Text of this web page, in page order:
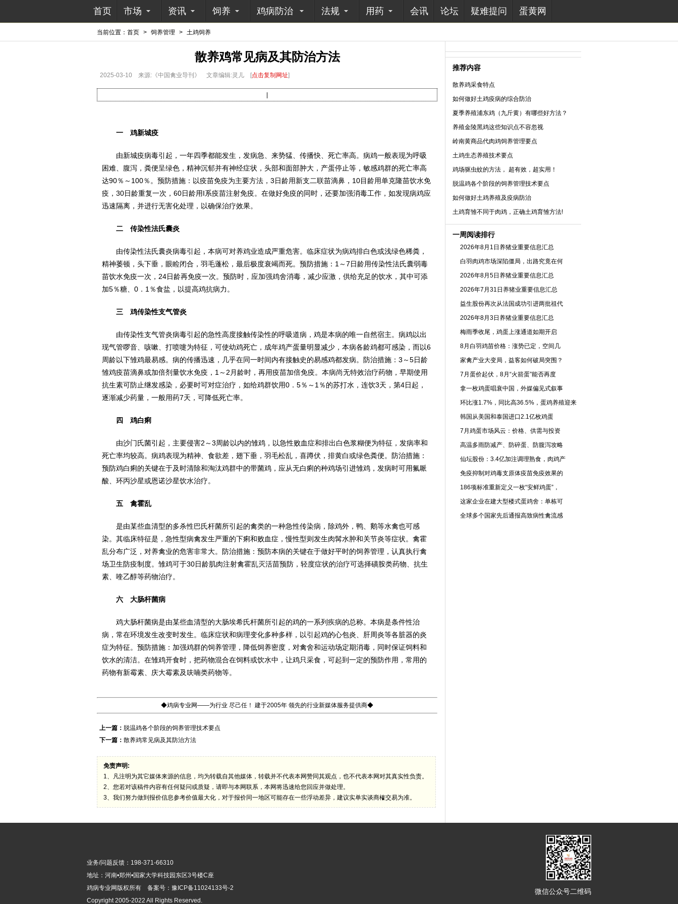
首页 市场 资讯 饲养 鸡病防治 法规 用药 会讯 论坛 疑难提问 蛋黄网
当前位置： 首页 > 饲养管理 > 土鸡饲养
散养鸡常见病及其防治方法
2025-03-10 来源:《中国禽业导刊》 文章编辑:灵儿 [点击复制网址]
一 鸡新城疫
由新城疫病毒引起，一年四季都能发生，发病急、来势猛、传播快、死亡率高。病鸡一般表现为呼吸
困难、腹泻，粪便呈绿色，精神沉郁并有神经症状，头部和面部肿大，产蛋停止等，敏感鸡群的死亡率高
达90％～100％。预防措施：以疫苗免疫为主要方法，3日龄用新支二联苗滴鼻，10目龄用单克隆苗饮水免
疫，30日龄重复一次，60日龄用I系疫苗注射免疫。在做好免疫的同时，还要加强消毒工作，如发现病鸡应
迅速隔离，并进行无害化处理，以确保治疗效果。
二 传染性法氏囊炎
由传染性法氏囊炎病毒引起，本病可对养鸡业造成严重危害。临床症状为病鸡排白色或浅绿色稀粪，
精神萎顿，头下垂，眼睑闭合，羽毛蓬松，最后极度衰竭而死。预防措施：1～7日龄用传染性法氏囊弱毒
苗饮水免疫一次，24日龄再免疫一次。预防时，应加强鸡舍消毒，减少应激，供给充足的饮水，其中可添
加5％糖、0．1％食盐，以提高鸡抗病力。
三 鸡传染性支气管炎
由传染性支气管炎病毒引起的急性高度接触传染性的呼吸道病，鸡是本病的唯一自然宿主。病鸡以出
现气管啰音、咳嗽、打喷嚏为特征，可使幼鸡死亡，成年鸡产蛋量明显减少，本病各龄鸡都可感染，而以6
周龄以下雏鸡最易感。病的传播迅速，几乎在同一时间内有接触史的易感鸡都发病。防治措施：3～5日龄
雏鸡疫苗滴鼻或加倍剂量饮水免疫，1～2月龄时，再用疫苗加倍免疫。本病尚无特效治疗药物，早期使用
抗生素可防止继发感染，必要时可对症治疗，如给鸡群饮用0．5％～1％的苏打水，连饮3天，第4日起，
逐渐减少药量，一般用药7天，可降低死亡率。
四 鸡白痢
由沙门氏菌引起，主要侵害2～3周龄以内的雏鸡，以急性败血症和排出白色浆糊便为特征，发病率和
死亡率均较高。病鸡表现为精神、食欲差，翅下垂，羽毛松乱，喜蹲伏，排黄白或绿色粪便。防治措施：
预防鸡白痢的关键在于及时清除和淘汰鸡群中的带菌鸡，应从无白痢的种鸡场引进雏鸡，发病时可用氟哌
酸、环丙沙星或恩诺沙星饮水治疗。
五 禽霍乱
是由某些血清型的多杀性巴氏杆菌所引起的禽类的一种急性传染病，除鸡外，鸭、鹅等水禽也可感
染。其临床特征是，急性型病禽发生严重的下痢和败血症，慢性型则发生肉髯水肿和关节炎等症状。禽霍
乱分布广泛，对养禽业的危害非常大。防治措施：预防本病的关键在于做好平时的饲养管理，认真执行禽
场卫生防疫制度。雏鸡可于30日龄肌肉注射禽霍乱灭活苗预防，轻度症状的治疗可选择磺胺类药物、抗生
素、喹乙醇等药物治疗。
六 大肠杆菌病
鸡大肠杆菌病是由某些血清型的大肠埃希氏杆菌所引起的鸡的一系列疾病的总称。本病是条件性治
病，常在环境发生改变时发生。临床症状和病理变化多种多样，以引起鸡的心包炎、肝周炎等各脏器的炎
症为特征。预防措施：加强鸡群的饲养管理，降低饲养密度，对禽舍和运动场定期消毒，同时保证饲料和
饮水的清洁。在雏鸡开食时，把药物混合在饲料或饮水中，让鸡只采食，可起到一定的预防作用，常用的
药物有新霉素、庆大霉素及呋喃类药物等。
◆鸡病专业网——为行业 尽己任！ 建于2005年 领先的行业新媒体服务提供商◆
上一篇： 脱温鸡各个阶段的饲养管理技术要点
下一篇： 散养鸡常见病及其防治方法
免责声明:
1、凡注明为其它媒体来源的信息，均为转载自其他媒体，转载并不代表本网赞同其观点，也不代表本网对其真实性负责。
2、您若对该稿件内容有任何疑问或质疑，请即与本网联系，本网将迅速给您回应并做处理。
3、我们努力做到报价信息参考价值最大化，对于报价同一地区可能存在一些浮动差异，建议实单实谈商榷交易为准。
推荐内容
散养鸡采食特点
如何做好土鸡疫病的综合防治
夏季养殖浦东鸡（九斤黄）有哪些好方法？
养殖金陵黑鸡这些知识点不容忽视
岭南黄商品代肉鸡饲养管理要点
土鸡生态养殖技术要点
鸡场驱虫蚊的方法， 超有效，超实用！
脱温鸡各个阶段的饲养管理技术要点
如何做好土鸡养殖及疫病防治
土鸡育雏不同于肉鸡，正确土鸡育雏方法!
一周阅读排行
2026年8月1日养猪业重要信息汇总
白羽肉鸡市场深陷僵局，出路究竟在何
2026年8月5日养猪业重要信息汇总
2026年7月31日养猪业重要信息汇总
益生股份再次从法国成功引进两批祖代
2026年8月3日养猪业重要信息汇总
梅雨季收尾，鸡蛋上涨通道如期开启
8月白羽鸡苗价格：涨势已定，空间几
家禽产业大变局，益客如何破局突围？
7月蛋价起伏，8月“火箭蛋”能否再度
拿一枚鸡蛋唱衰中国，外媒偏见式叙事
环比涨1.7%，同比高36.5%，蛋鸡养殖迎来
韩国从美国和泰国进口2.1亿枚鸡蛋
7月鸡蛋市场风云：价格、供需与投资
高温多雨防减产、防碎蛋、防腹泻攻略
仙坛股份：3.4亿加注调理熟食，肉鸡产
免疫抑制对鸡毒支原体疫苗免疫效果的
186项标准重新定义一枚“安鲜鸡蛋”，
这家企业在建大型楼式蛋鸡舍：单栋可
全球多个国家先后通报高致病性禽流感
微信公众号二维码
业务/问题反馈：198-371-66310
地址：河南•郑州•国家大学科技园东区3号楼C座
鸡病专业网版权所有 备案号： 豫ICP备11024133号-2
Copyright 2005-2022 All Rights Reserved.